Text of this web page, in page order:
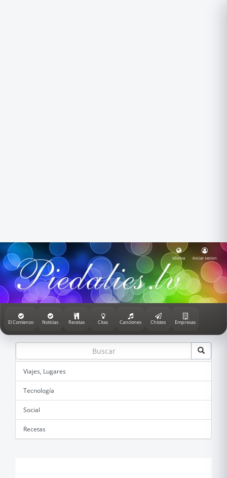
Idioma Iniciar sesion
El Comienzo Noticias Recetas Citas Canciones Chistes Empresas
Viajes, Lugares
Tecnología
Social
Recetas